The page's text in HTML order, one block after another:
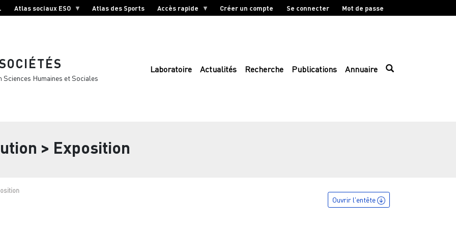
Atlas sociaux ESO Atlas des Sports Accès rapide Créer un compte Se connecter Mot de passe
Humaines et Sociales
Laboratoire Actualités Recherche Publications Annuaire
> Exposition
Ouvrir l'entête